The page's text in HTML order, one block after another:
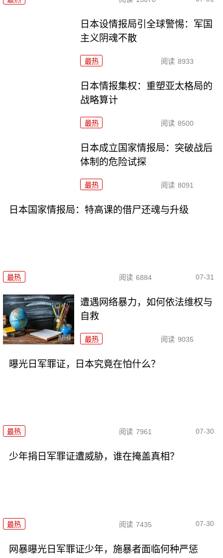
日本设情报局引全球警惕：军国
主义阴魂不散
最热 阅读 8933
日本情报集权：重塑亚太格局的
战略算计
最热 阅读 8500
日本成立国家情报局：突破战后
体制的危险试探
最热 阅读 8091
日本国家情报局：特高课的借尸还魂与升级
最热 阅读 6884 07-31
遭遇网络暴力，如何依法维权与
自救
最热 阅读 9035
曝光日军罪证，日本究竟在怕什么？
最热 阅读 7961 07-30
少年捐日军罪证遭威胁，谁在掩盖真相？
最热 阅读 7435 07-30
网暴曝光日军罪证少年，施暴者面临何种严惩